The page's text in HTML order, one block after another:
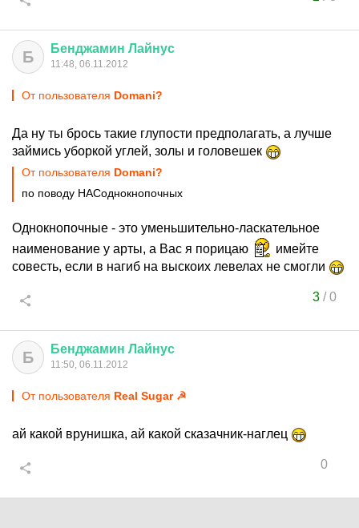
Б Бенджамин Лайнус
11:48, 06.11.2012
От пользователя Domani?
Да ну ты брось такие глупости предполагать, а лучше
займись уборкой углей, золы и головешек
От пользователя Domani?
по поводу НАСоднокнопочных
Однокнопочные - это уменьшительно-ласкательное
наименование у арты, а Вас я порицаю
имейте
совесть, если в нагиб на выскоих левелах не смогли
3/0
Б Бенджамин Лайнус
11:50, 06.11.2012
От пользователя Real Sugar ☭
ай какой врунишка, ай какой сказачник-наглец
0